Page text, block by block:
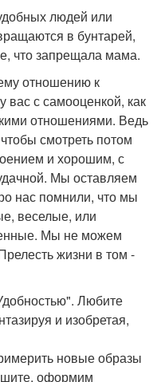
людей или
в бунтарей,
что запрещала мама.
отношению к
вас с самооценкой, как
отношениями. Ведь
смотреть потом
и хорошим, с
Мы оставляем
нас помнили, что мы
веселые, или
Мы не можем
жизни в том -
Любите
и изобретая,
новые образы
оформим